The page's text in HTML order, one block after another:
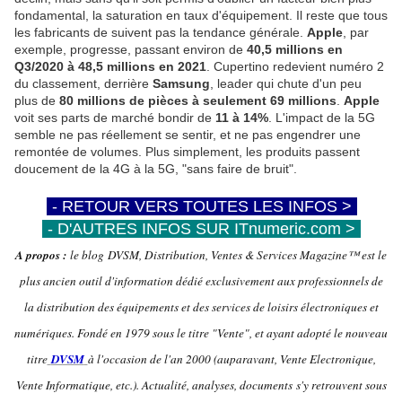
fondamental, la saturation en taux d'équipement. Il reste que tous
les fabricants de suivent pas la tendance générale. Apple , par
exemple, progresse, passant environ de 40,5 millions en
Q3/2020 à 48,5 millions en 2021 . Cupertino redevient numéro 2
du classement, derrière Samsung , leader qui chute d'un peu
plus de 80 millions de pièces à seulement 69 millions Apple
voit ses parts de marché bondir de 11 à 14% . L'impact de la 5G
semble ne pas réellement se sentir, et ne pas engendrer une
remontée de volumes. Plus simplement, les produits passent
doucement de la 4G à la 5G, "sans faire de bruit".
- RETOUR VERS TOUTES LES INFOS >
- D'AUTRES INFOS SUR ITnumeric.com >
A propos : le blog DVSM, Distribution, Ventes & Services Magazine™ est le
plus ancien outil d'information dédié exclusivement aux professionnels de
la distribution des équipements et des services de loisirs électroniques et
numériques. Fondé en 1979 sous le titre "Vente", et ayant adopté le nouveau
titre DVSM à l'occasion de l'an 2000 (auparavant, Vente Electronique,
Vente Informatique, etc.). Actualité, analyses, documents s'y retrouvent sous